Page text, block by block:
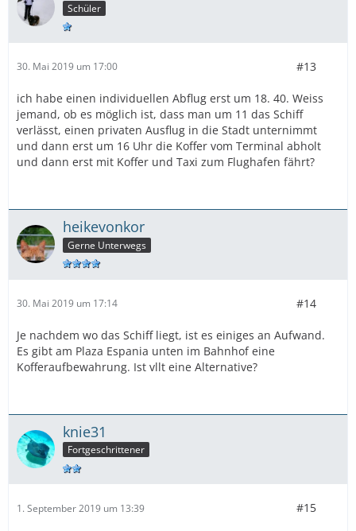
Schüler
30. Mai 2019 um 17:00 #13
ich habe einen individuellen Abflug erst um 18. 40. Weiss
jemand, ob es möglich ist, dass man um 11 das Schiff
verlässt, einen privaten Ausflug in die Stadt unternimmt
und dann erst um 16 Uhr die Koffer vom Terminal abholt
und dann erst mit Koffer und Taxi zum Flughafen fährt?
heikevonkor
Gerne Unterwegs
30. Mai 2019 um 17:14 #14
Je nachdem wo das Schiff liegt, ist es einiges an Aufwand.
Es gibt am Plaza Espania unten im Bahnhof eine
Kofferaufbewahrung. Ist vllt eine Alternative?
knie31
Fortgeschrittener
1. September 2019 um 13:39 #15